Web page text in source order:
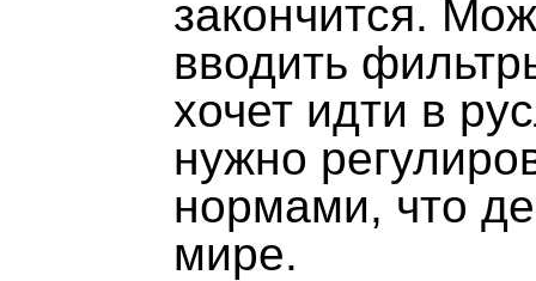
закончится.
вводить
хочет идти в
нужно
нормами, что
мире.